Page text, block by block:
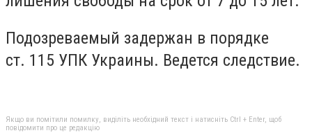
Подозреваемый задержан в порядке
ст. 115 УПК Украины. Ведется следствие.
Якщо ви помітили помилку, виділіть необхідний текст і натисніть Ctrl + Enter, щоб
повідомити про це редакцію